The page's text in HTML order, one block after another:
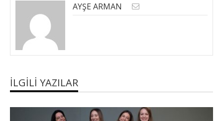
AYŞE ARMAN
İLGILI YAZILAR